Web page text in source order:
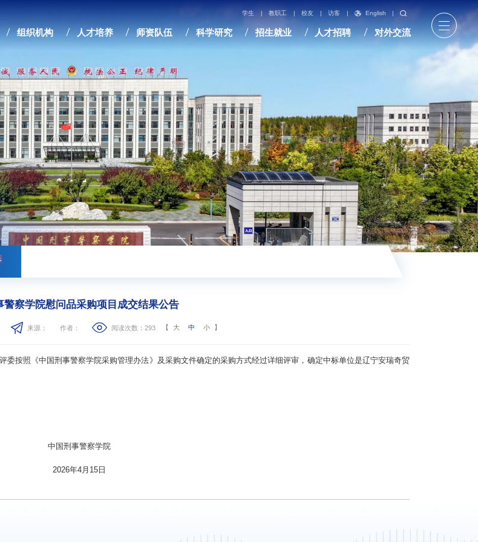
学生 教职工 校友 访客 English
组织机构 人才培养 师资队伍 科学研究 招生就业 人才招聘 对外交流
警察学院慰问品采购项目成交结果公告
来源： 作者： 阅读次数：293 【 大 中 小 】
委按照《中国刑事警察学院采购管理办法》及采购文件确定的采购方式经过详细评审，确定中标单位是辽宁安瑞奇贸
中国刑事警察学院
2026年4月15日